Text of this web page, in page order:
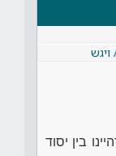
בין יסוד